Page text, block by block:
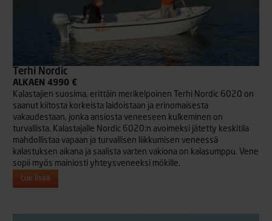
Terhi Nordic
ALKAEN 4990 €
Kalastajien suosima, erittäin merikelpoinen Terhi Nordic 6020 on
saanut kiitosta korkeista laidoistaan ja erinomaisesta
vakaudestaan, jonka ansiosta veneeseen kulkeminen on
turvallista. Kalastajalle Nordic 6020:n avoimeksi jätetty keskitila
mahdollistaa vapaan ja turvallisen liikkumisen veneessä
kalastuksen aikana ja saalista varten vakiona on kalasumppu. Vene
sopii myös mainiosti yhteysveneeksi mökille.
Lue lisää